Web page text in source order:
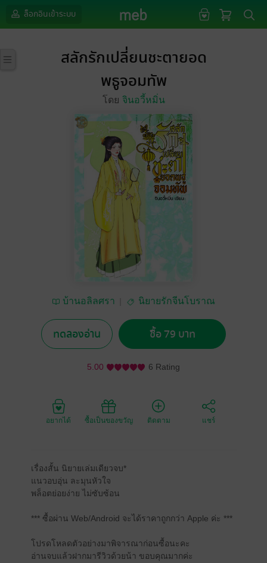
ล็อกอินเข้าระบบ
สลักรักเปลี่ยนชะตายอด
พธูจอมทัพ
โดย จินอวี้หมิ่น
บ้านอลิลศรา นิยายรักจีนโบราณ
ทดลองอ่าน ซื้อ 79 บาท
5.00 6 Rating
อยากได้ ซื้อเป็นของขวัญ ติดตาม แชร์
เรื่องสั้น นิยายเล่มเดียวจบ*
แนวอบอุ่น ละมุนหัวใจ
พล็อตย่อยง่าย ไม่ซับซ้อน
*** ซื้อผ่าน Web/Android จะได้ราคาถูกกว่า Apple ค่ะ ***
โปรดโหลดตัวอย่างมาพิจารณาก่อนซื้อนะคะ
อ่านจบแล้วฝากมารีวิวด้วยน้า ขอบคุณมากค่ะ